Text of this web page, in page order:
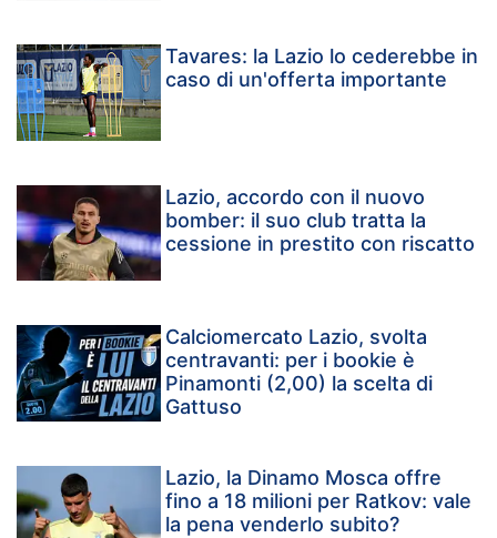
Tavares: la Lazio lo cederebbe in
caso di un'offerta importante
Lazio, accordo con il nuovo
bomber: il suo club tratta la
cessione in prestito con riscatto
Calciomercato Lazio, svolta
centravanti: per i bookie è
Pinamonti (2,00) la scelta di
Gattuso
Lazio, la Dinamo Mosca offre
fino a 18 milioni per Ratkov: vale
la pena venderlo subito?